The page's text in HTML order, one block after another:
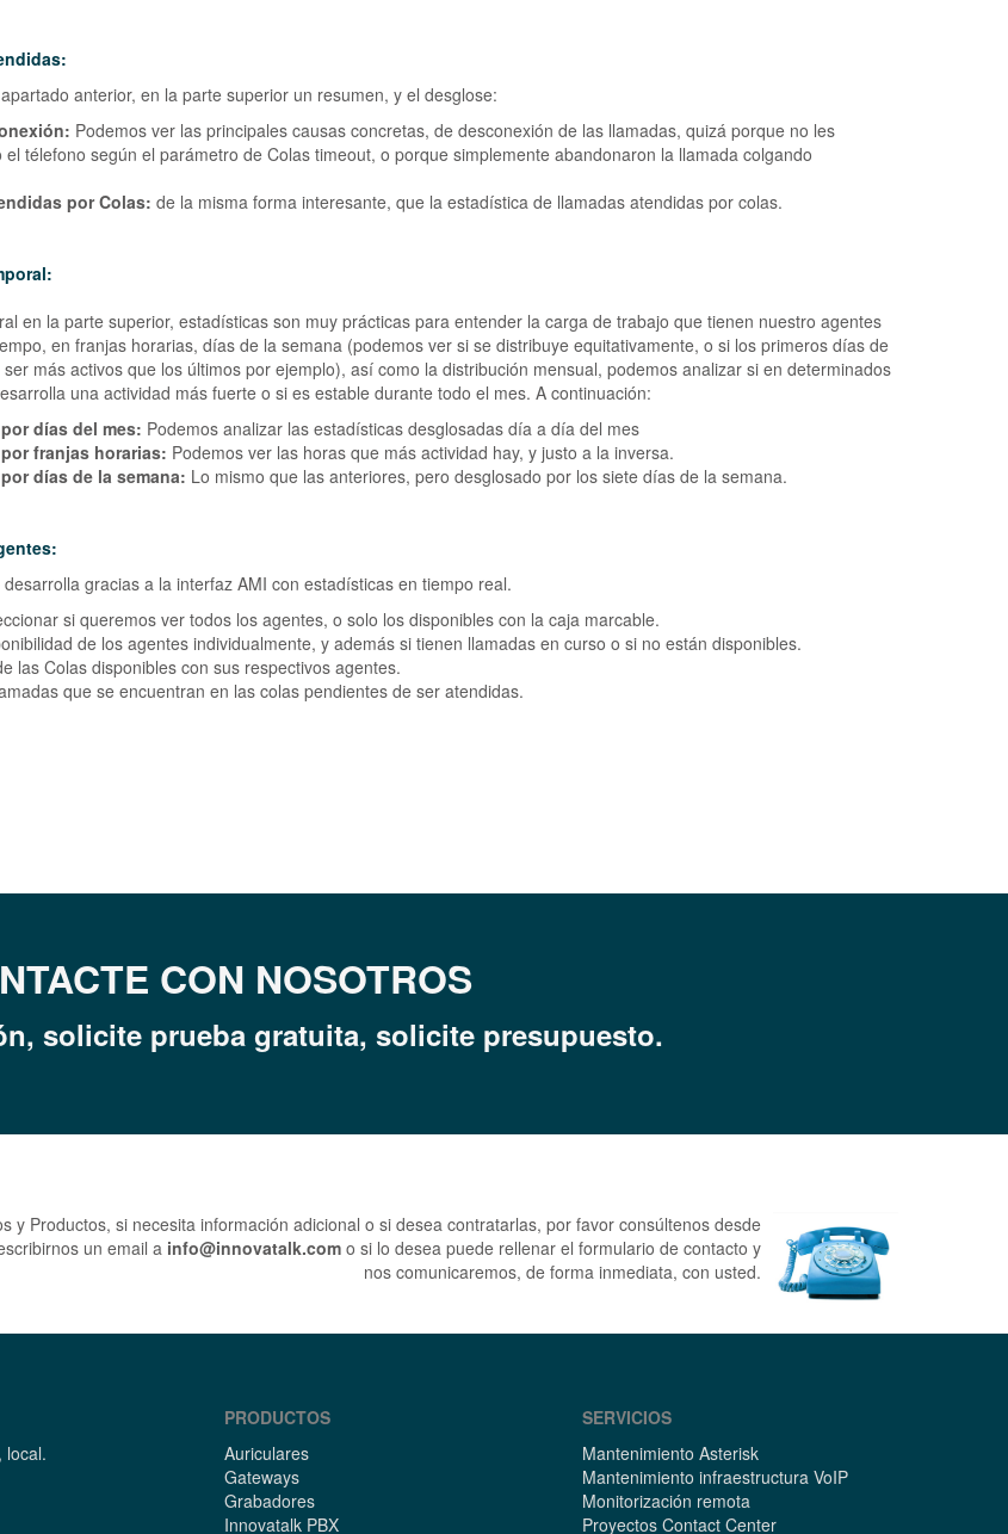
anterior, en la parte superior un resumen, y el desglose:
Podemos ver las principales causas concretas, de desconexión de las llamadas, quizá porque no les
télefono según el parámetro de Colas timeout, o porque simplemente abandonaron la llamada colgando
por Colas: de la misma forma interesante, que la estadística de llamadas atendidas por colas.
en la parte superior, estadísticas son muy prácticas para entender la carga de trabajo que tienen nuestro agentes
en franjas horarias, días de la semana (podemos ver si se distribuye equitativamente, o si los primeros días de
más activos que los últimos por ejemplo), así como la distribución mensual, podemos analizar si en determinados
una actividad más fuerte o si es estable durante todo el mes. A continuación:
días del mes: Podemos analizar las estadísticas desglosadas día a día del mes
franjas horarias: Podemos ver las horas que más actividad hay, y justo a la inversa.
días de la semana: Lo mismo que las anteriores, pero desglosado por los siete días de la semana.
gracias a la interfaz AMI con estadísticas en tiempo real.
si queremos ver todos los agentes, o solo los disponibles con la caja marcable.
de los agentes individualmente, y además si tienen llamadas en curso o si no están disponibles.
las Colas disponibles con sus respectivos agentes.
que se encuentran en las colas pendientes de ser atendidas.
CON NOSOTROS
solicite prueba gratuita, solicite presupuesto.
y Productos, si necesita información adicional o si desea contratarlas, por favor consúltenos desde
un email a info@innovatalk.com o si lo desea puede rellenar el formulario de contacto y
nos comunicaremos, de forma inmediata, con usted.
local.
PRODUCTOS
Auriculares
Gateways
Grabadores
Innovatalk PBX
SERVICIOS
Mantenimiento Asterisk
Mantenimiento infraestructura VoIP
Monitorización remota
Proyectos Contact Center